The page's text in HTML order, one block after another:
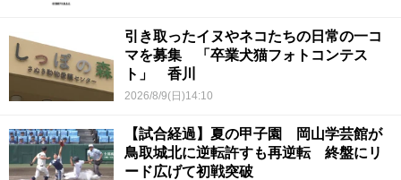
引き取ったイヌやネコたちの日常の一コ
マを募集 「卒業犬猫フォトコンテス
ト」 香川
2026/8/9(日)14:10
【試合経過】夏の甲子園 岡山学芸館が
鳥取城北に逆転許すも再逆転 終盤にリ
ード広げて初戦突破